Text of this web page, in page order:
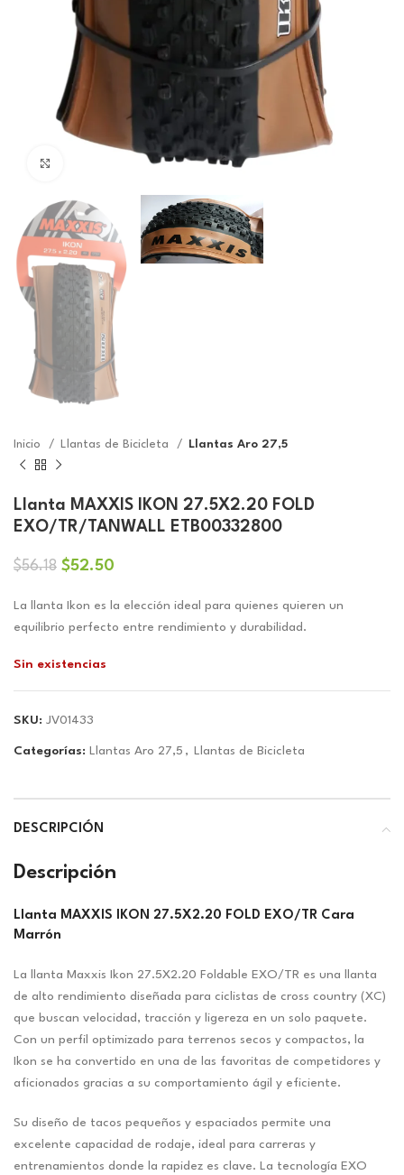
Inicio Llantas de Bicicleta Llantas Aro 27,5
Llanta MAXXIS IKON 27.5X2.20 FOLD
EXO/TR/TANWALL ETB00332800
$56.18 El
original
era:
$52.50
actual
es:
La llanta Ikon es la elección ideal para quienes quieren un
equilibrio perfecto entre rendimiento y durabilidad.
Sin existencias
SKU: JV01433
Categorías: Llantas Aro 27,5 , Llantas de Bicicleta
DESCRIPCIÓN
Descripción
Llanta MAXXIS IKON 27.5X2.20 FOLD EXO/TR Cara
Marrón
La llanta Maxxis Ikon 27.5X2.20 Foldable EXO/TR es una llanta
de alto rendimiento diseñada para ciclistas de cross country (XC)
que buscan velocidad, tracción y ligereza en un solo paquete.
Con un perfil optimizado para terrenos secos y compactos, la
Ikon se ha convertido en una de las favoritas de competidores y
aficionados gracias a su comportamiento ágil y eficiente.
Su diseño de tacos pequeños y espaciados permite una
excelente capacidad de rodaje, ideal para carreras y
entrenamientos donde la rapidez es clave. La tecnología EXO